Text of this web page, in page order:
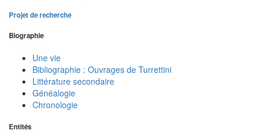
Projet de recherche
Biographie
Une vie
Bibliographie : Ouvrages de Turrettini
Littérature secondaire
Généalogie
Chronologie
Entités